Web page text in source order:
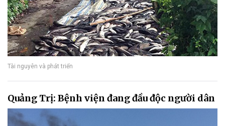
Tài nguyên và phát triển
Quảng Trị: Bệnh viện đang đầu độc người dân